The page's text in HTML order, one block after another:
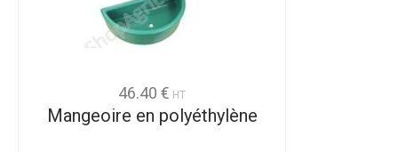
46.40 € HT
Mangeoire en polyéthylène